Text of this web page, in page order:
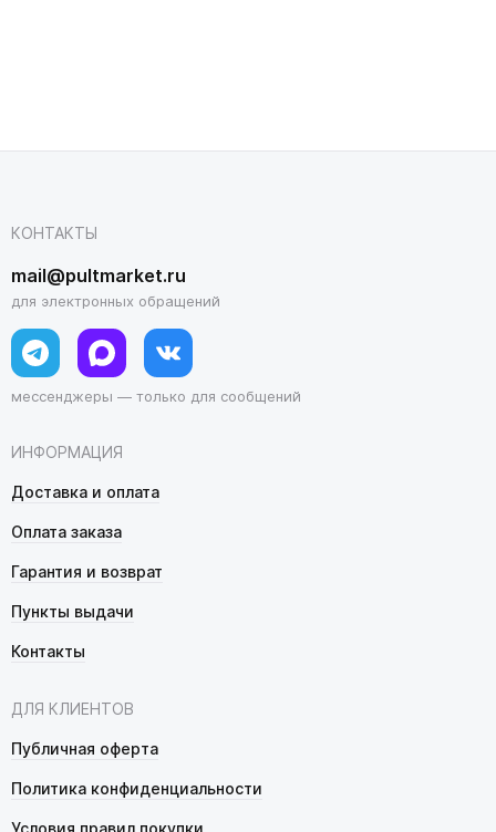
ИНФОРМАЦИЯ
Доставка и оплата
Оплата заказа
Гарантия и возврат
Пункты выдачи
Контакты
ДЛЯ КЛИЕНТОВ
Публичная оферта
Политика конфиденциальности
Условия правил покупки
КОНТАКТЫ
mail@pultmarket.ru
для электронных обращений
мессенджеры — только для сообщений